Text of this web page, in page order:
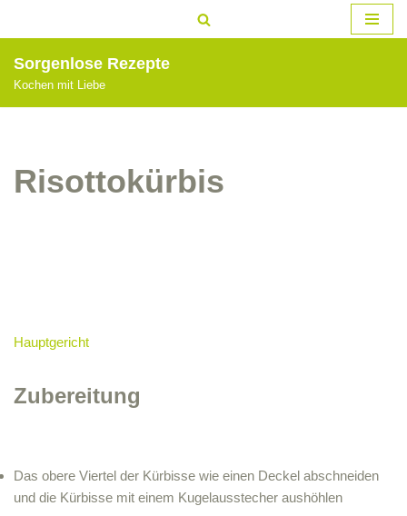
Inhalt
springen
Sorgenlose Rezepte
Kochen mit Liebe
Risottokürbis
Hauptgericht
Zubereitung
Das obere Viertel der Kürbisse wie einen Deckel abschneiden
und die Kürbisse mit einem Kugelausstecher aushöhlen